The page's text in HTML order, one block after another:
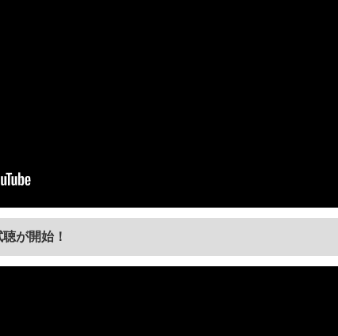
が開始！